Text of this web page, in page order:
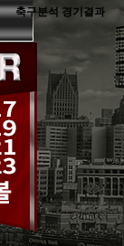
축구분석 경기결과